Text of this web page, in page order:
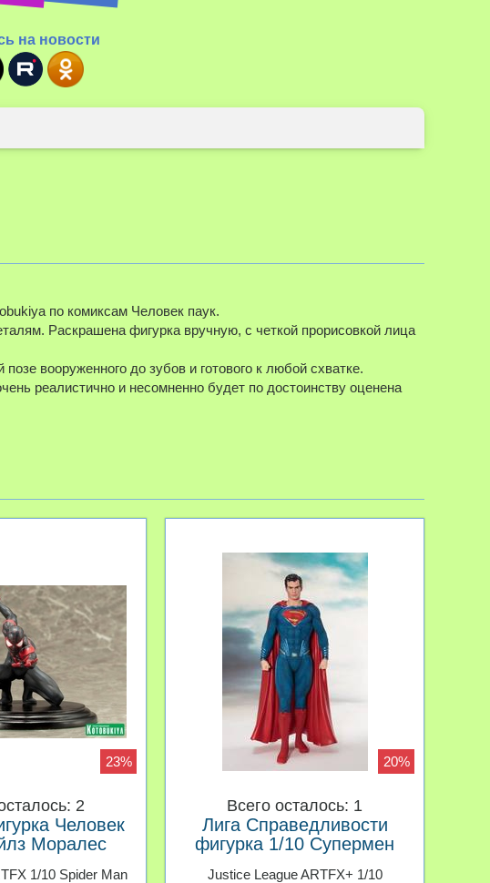
на новости
по комиксам Человек паук.
Раскрашена фигурка вручную, с четкой прорисовкой лица
вооруженного до зубов и готового к любой схватке.
реалистично и несомненно будет по достоинству оценена
23%
2
Человек
Моралес
1/10 Spider Man
20%
Всего осталось: 1
Лига Справедливости
фигурка 1/10 Супермен
Justice League ARTFX+ 1/10